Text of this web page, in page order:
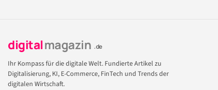
digitalmagazin .de
Ihr Kompass für die digitale Welt. Fundierte Artikel zu
Digitalisierung, KI, E-Commerce, FinTech und Trends der
digitalen Wirtschaft.